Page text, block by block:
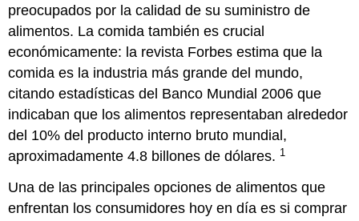
para
Debate:
¿Ir
orgánico,
o
permanecer
Afirmativo
Posibles
Argumentos
Negativo
Posibles
preocupados por la calidad de su suministro de
alimentos. La comida también es crucial
económicamente: la revista Forbes estima que la
comida es la industria más grande del mundo,
citando estadísticas del Banco Mundial 2006 que
indicaban que los alimentos representaban alrededor
del 10% del producto interno bruto mundial,
aproximadamente 4.8 billones de dólares. 1
Una de las principales opciones de alimentos que
enfrentan los consumidores hoy en día es si comprar